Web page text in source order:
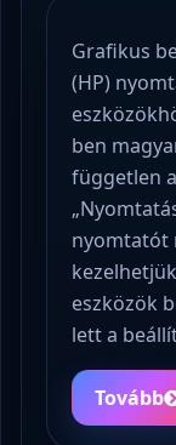
Grafikus
(HP)
ben
független
nyomtatót
eszközök
lett a
Tovább